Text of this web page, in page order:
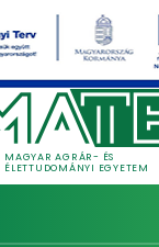
MAGYAR AGRÁR- ÉS
ÉLETTUDOMÁNYI EGYETEM